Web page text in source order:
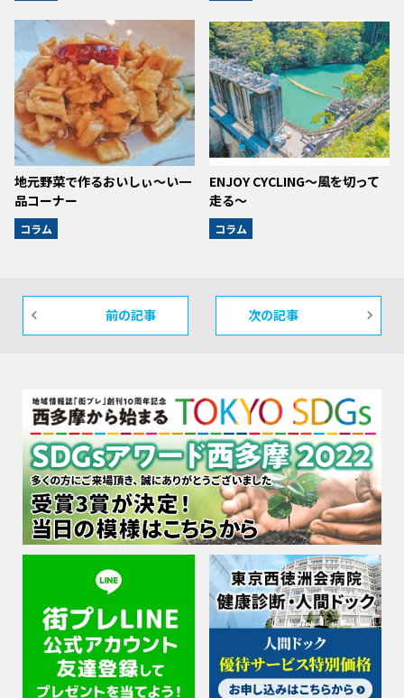
地元野菜で作るおいしぃ～い一
品コーナー
コラム
ENJOY CYCLING～風を切って
走る～
コラム
前の記事 次の記事